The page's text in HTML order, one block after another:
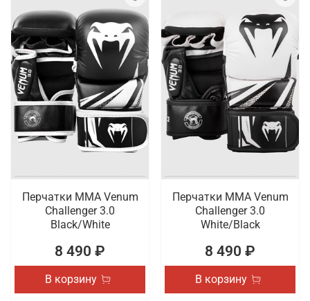
Перчатки ММА Venum
Challenger 3.0
Black/White
8 490 ₽
В корзину
Перчатки ММА Venum
Challenger 3.0
White/Black
8 490 ₽
В корзину